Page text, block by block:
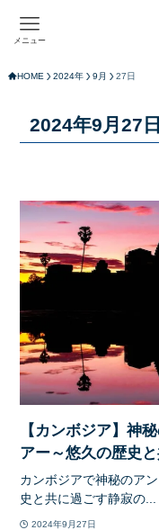
メニュー
HOME 2024年 9月 27日
2024年9月27日
【カンボジア】神
アー～悠久の歴史
カンボジアで神秘のア
史と共に過ごす静寂の...
2024年9月27日